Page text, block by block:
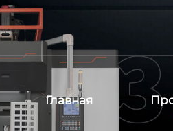
Главная